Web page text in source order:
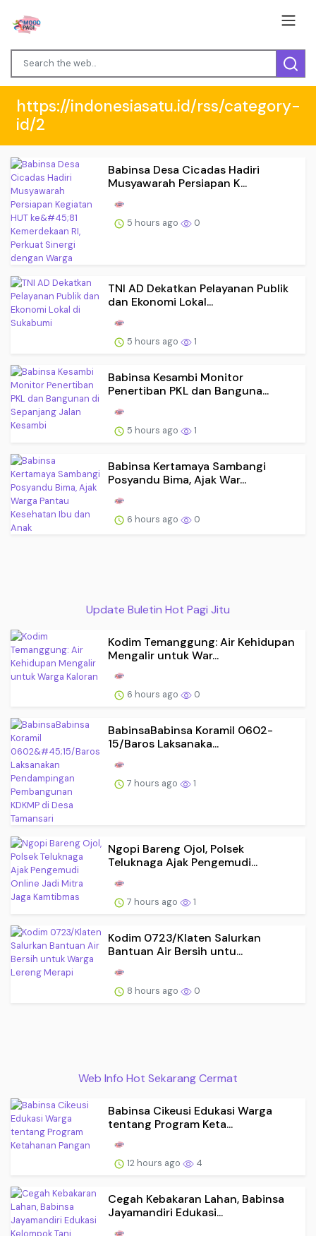
https://indonesiasatu.id/rss/category-
id/2
Babinsa Desa Cicadas Hadiri
Musyawarah Persiapan K...
5 hours ago 0
TNI AD Dekatkan Pelayanan Publik
dan Ekonomi Lokal...
5 hours ago 1
Babinsa Kesambi Monitor
Penertiban PKL dan Banguna...
5 hours ago 1
Babinsa Kertamaya Sambangi
Posyandu Bima, Ajak War...
6 hours ago 0
Update Buletin Hot Pagi Jitu
Kodim Temanggung: Air Kehidupan
Mengalir untuk War...
6 hours ago 0
BabinsaBabinsa Koramil 0602-
15/Baros Laksanaka...
7 hours ago 1
Ngopi Bareng Ojol, Polsek
Teluknaga Ajak Pengemudi...
7 hours ago 1
Kodim 0723/Klaten Salurkan
Bantuan Air Bersih untu...
8 hours ago 0
Web Info Hot Sekarang Cermat
Babinsa Cikeusi Edukasi Warga
tentang Program Keta...
12 hours ago 4
Cegah Kebakaran Lahan, Babinsa
Jayamandiri Edukasi...